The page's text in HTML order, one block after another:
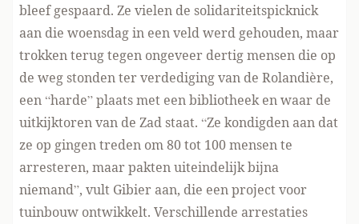
bleef gespaard. Ze vielen de solidariteitspicknick
aan die woensdag in een veld werd gehouden, maar
trokken terug tegen ongeveer dertig mensen die op
de weg stonden ter verdediging van de Rolandière,
een “harde” plaats met een bibliotheek en waar de
uitkijktoren van de Zad staat. “Ze kondigden aan dat
ze op gingen treden om 80 tot 100 mensen te
arresteren, maar pakten uiteindelijk bijna
niemand”, vult Gibier aan, die een project voor
tuinbouw ontwikkelt. Verschillende arrestaties